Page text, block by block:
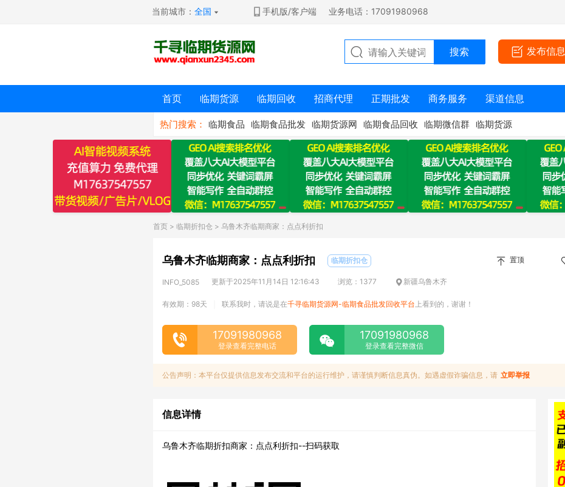
当前城市：全国 手机版/客户端 业务电话：17091980968
发布信息
首页 临期货源 临期回收 招商代理 正期批发 商务服务 渠道信息
热门搜索： 临期食品 临期食品批发 临期货源网 临期食品回收 临期微信群 临期货源
首页 > 临期折扣仓 > 乌鲁木齐临期商家：点点利折扣
乌鲁木齐临期商家：点点利折扣 临期折扣仓 置顶
INFO_5085 更新于2025年11月14日 12:16:43 浏览：1377 新疆乌鲁木齐
有效期：98天 联系我时，请说是在千寻临期货源网-临期食品批发回收平台 上看到的，谢谢！
17091980968
登录查看完整电话
17091980968
登录查看完整微信
公告声明：本平台仅提供信息发布交流和平台的运行维护，请谨慎判断信息真伪。如遇虚假诈骗信息，请 立即举报
信息详情
乌鲁木齐临期折扣商家：点点利折扣--扫码获取